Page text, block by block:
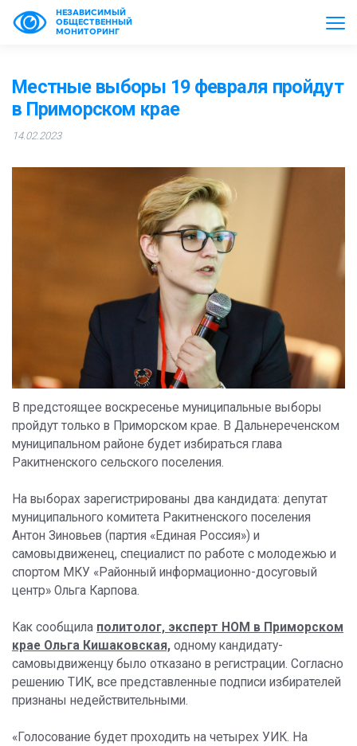
НЕЗАВИСИМЫЙ
ОБЩЕСТВЕННЫЙ
МОНИТОРИНГ
Местные выборы 19 февраля пройдут
в Приморском крае
14.02.2023
В предстоящее воскресенье муниципальные выборы
пройдут только в Приморском крае. В Дальнереченском
муниципальном районе будет избираться глава
Ракитненского сельского поселения.
На выборах зарегистрированы два кандидата: депутат
муниципального комитета Ракитненского поселения
Антон Зиновьев (партия «Единая Россия») и
самовыдвиженец, специалист по работе с молодежью и
спортом МКУ «Районный информационно-досуговый
центр» Ольга Карпова.
Как сообщила политолог, эксперт НОМ в Приморском
крае Ольга Кишаковская, одному кандидату-
самовыдвиженцу было отказано в регистрации. Согласно
решению ТИК, все представленные подписи избирателей
признаны недействительными.
«Голосование будет проходить на четырех УИК. На